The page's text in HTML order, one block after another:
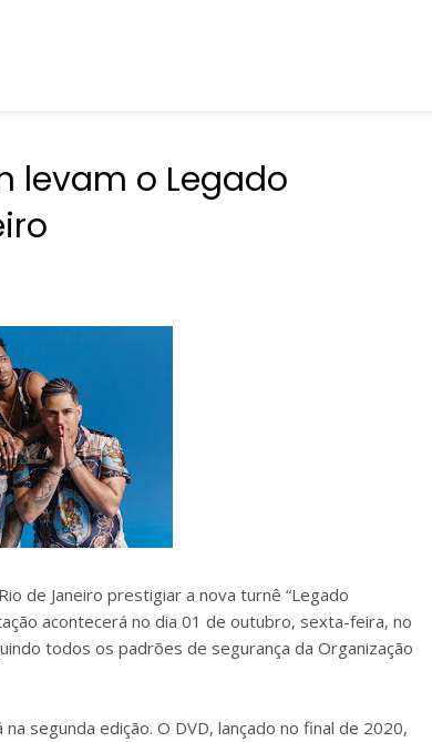
levam o Legado
de Janeiro prestigiar a nova turnê “Legado
acontecerá no dia 01 de outubro, sexta-feira, no
todos os padrões de segurança da Organização
segunda edição. O DVD, lançado no final de 2020,